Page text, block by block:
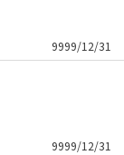
9999/12/31
9999/12/31